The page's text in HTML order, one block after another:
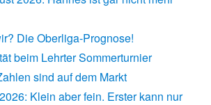
Die Oberliga-Prognose!
beim Lehrter Sommerturnier
sind auf dem Markt
Klein aber fein. Erster kann nur